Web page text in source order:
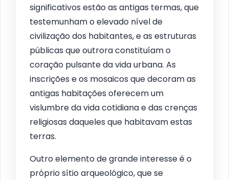
significativos estão as antigas termas, que
testemunham o elevado nível de
civilização dos habitantes, e as estruturas
públicas que outrora constituíam o
coração pulsante da vida urbana. As
inscrições e os mosaicos que decoram as
antigas habitações oferecem um
vislumbre da vida cotidiana e das crenças
religiosas daqueles que habitavam estas
terras.
Outro elemento de grande interesse é o
próprio sítio arqueológico, que se